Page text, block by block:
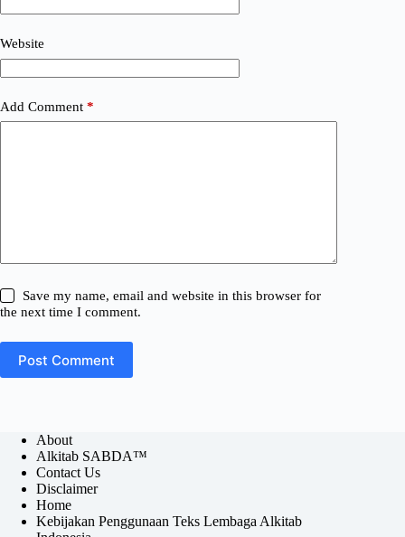
Website
Add Comment *
Save my name, email and website in this browser for
the next time I comment.
Post Comment
About
Alkitab SABDA™
Contact Us
Disclaimer
Home
Kebijakan Penggunaan Teks Lembaga Alkitab